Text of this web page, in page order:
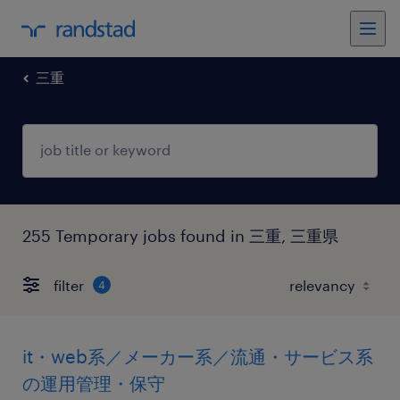
三重
255 Temporary jobs found in 三重, 三重県
filter 4
it・web系／メーカー系／流通・サービス系
の運用管理・保守